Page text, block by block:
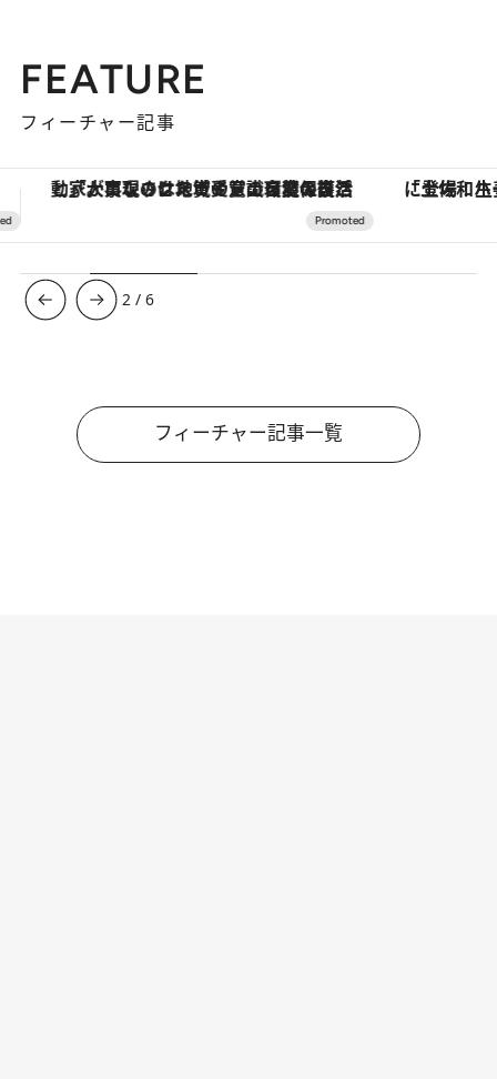
FEATURE
フィーチャー記事
「土佐和ハーブかき氷」がOMO7高知に登場！生姜、山椒、大葉など目にも舌にも涼を呼ぶ郷土の味 【夏限定ディナーコース】旬を
3 /6
フィーチャー記事一覧